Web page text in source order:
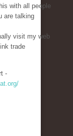
with all people
are talking
visit my web
trade
-